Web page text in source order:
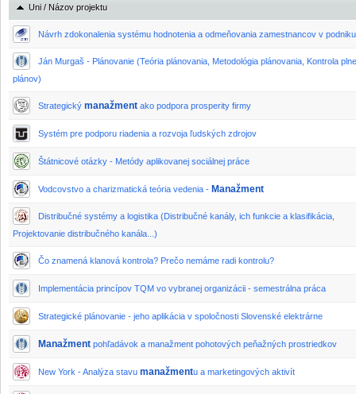
Uni / Názov projektu
Návrh zdokonalenia systému hodnotenia a odmeňovania zamestnancov v podniku
Ján Murgaš - Plánovanie (Teória plánovania, Metodológia plánovania, Kontrola
plánov)
Strategický manažment ako podpora prosperity firmy
Systém pre podporu riadenia a rozvoja ľudských zdrojov
Štátnicové otázky - Metódy aplikovanej sociálnej práce
Vodcovstvo a charizmatická teória vedenia - Manažment
Distribučné systémy a logistika (Distribučné kanály, ich funkcie a klasifikácia,
Projektovanie distribučného kanála...)
Čo znamená klanová kontrola? Prečo nemáme radi kontrolu?
Implementácia princípov TQM vo vybranej organizácii - semestrálna práca
Strategické plánovanie - jeho aplikácia v spoločnosti Slovenské elektrárne
Manažment pohľadávok a manažment pohotových peňažných prostriedkov
New York - Analýza stavu manažmentu a marketingových aktivít